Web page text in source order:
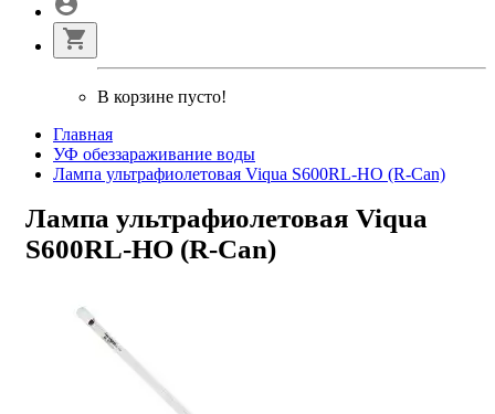
В корзине пусто!
Главная
УФ обеззараживание воды
Лампа ультрафиолетовая Viqua S600RL-HO (R-Can)
Лампа ультрафиолетовая Viqua
S600RL-HO (R-Can)